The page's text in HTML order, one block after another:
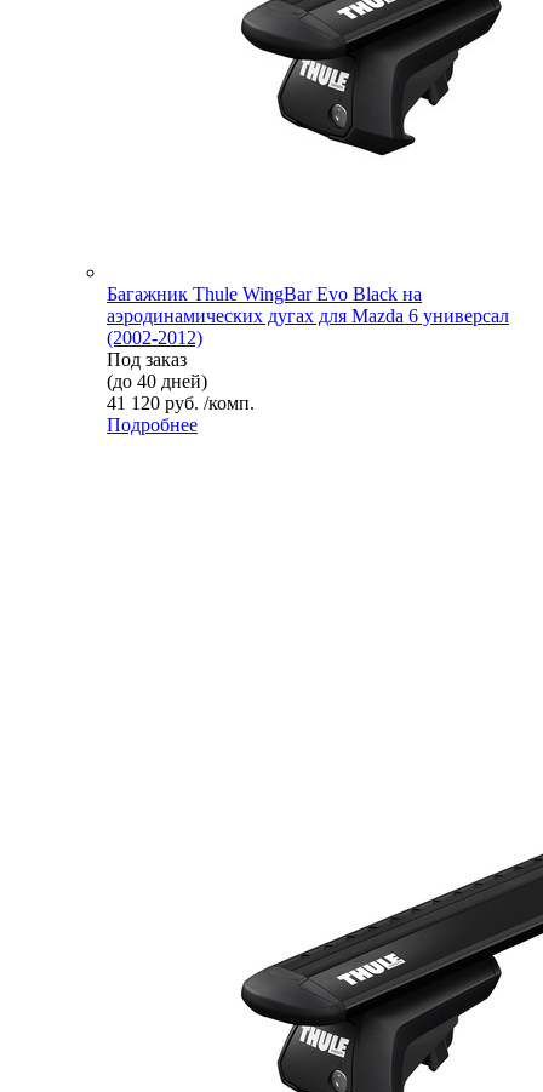
Багажник Thule WingBar Evo Black на
аэродинамических дугах для Mazda 6 универсал
(2002-2012)
Под заказ
(до 40 дней)
41 120 руб. /комп.
Подробнее